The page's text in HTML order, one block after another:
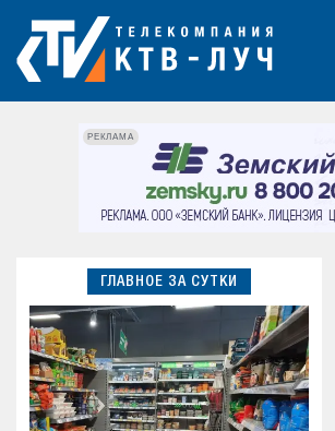
РЕКЛАМА
ГЛАВНОЕ ЗА СУТКИ